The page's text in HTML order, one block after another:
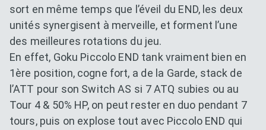
sort en même temps que l’éveil du END, les deux
unités synergisent à merveille, et forment l’une
des meilleures rotations du jeu.
En effet, Goku Piccolo END tank vraiment bien en
1ère position, cogne fort, a de la Garde, stack de
l’ATT pour son Switch AS si 7 ATQ subies ou au
Tour 4 & 50% HP, on peut rester en duo pendant 7
tours, puis on explose tout avec Piccolo END qui